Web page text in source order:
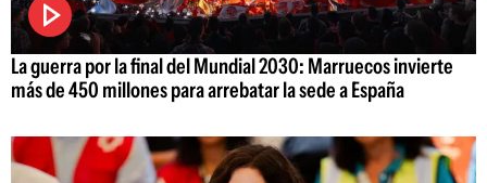
La guerra por la final del Mundial 2030: Marruecos invierte
más de 450 millones para arrebatar la sede a España